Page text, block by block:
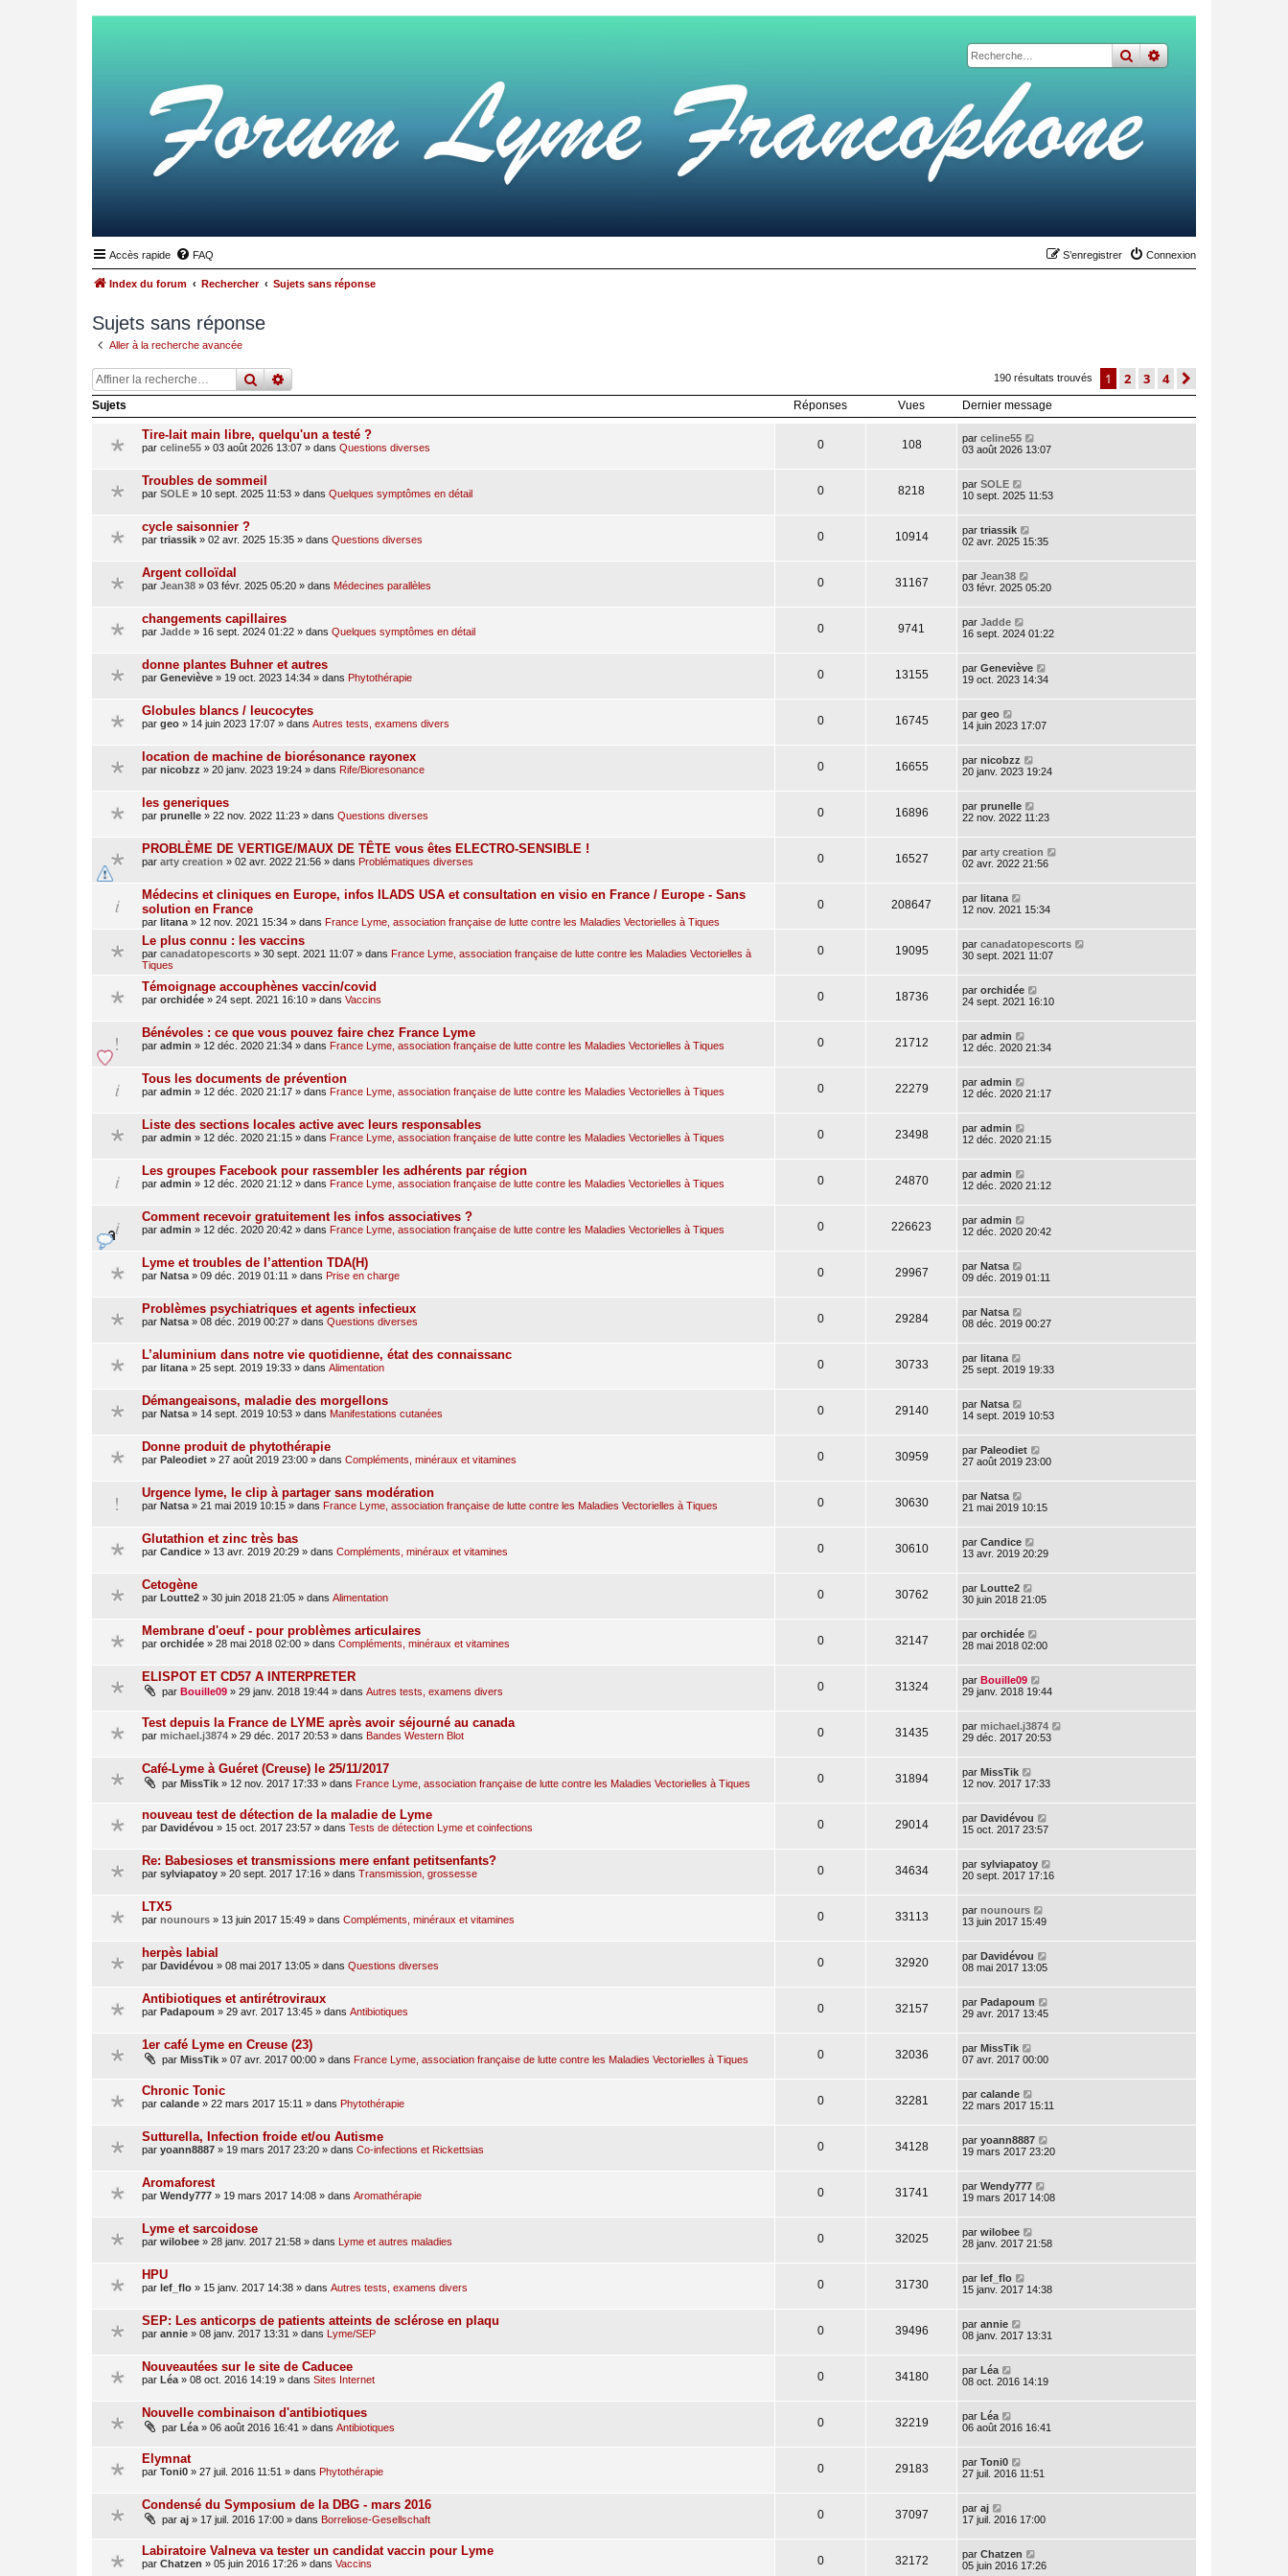
rechercher
recherche
Accès rapide FAQ Connexion
S’enregistrer
Index du forum Rechercher Sujets sans réponse
Sujets sans réponse
Aller à la recherche avancée
rechercher
recherche 190 résultats trouvés 1 2 3 4
Sujets Réponses Vues Dernier message
Tire-lait main libre, quelqu'un a testé ?
par celine55 » 03 août 2026 13:07 » dans Questions diverses 0 108 par celine55
03 août 2026 13:07
Troubles de sommeil
par SOLE » 10 sept. 2025 11:53 » dans Quelques symptômes en détail 0 8218 par SOLE
10 sept. 2025 11:53
cycle saisonnier ?
par triassik » 02 avr. 2025 15:35 » dans Questions diverses 0 10914 par triassik
02 avr. 2025 15:35
Argent colloïdal
par Jean38 » 03 févr. 2025 05:20 » dans Médecines parallèles 0 31167 par Jean38
03 févr. 2025 05:20
changements capillaires
par Jadde » 16 sept. 2024 01:22 » dans Quelques symptômes en détail 0 9741 par Jadde
16 sept. 2024 01:22
donne plantes Buhner et autres
par Geneviève » 19 oct. 2023 14:34 » dans Phytothérapie 0 13155 par Geneviève
19 oct. 2023 14:34
Globules blancs / leucocytes
par geo » 14 juin 2023 17:07 » dans Autres tests, examens divers 0 16745 par geo
14 juin 2023 17:07
location de machine de biorésonance rayonex
par nicobzz » 20 janv. 2023 19:24 » dans Rife/Bioresonance 0 16655 par nicobzz
20 janv. 2023 19:24
les generiques
par prunelle » 22 nov. 2022 11:23 » dans Questions diverses 0 16896 par prunelle
22 nov. 2022 11:23
PROBLÈME DE VERTIGE/MAUX DE TÊTE vous êtes ELECTRO-SENSIBLE !
par arty creation » 02 avr. 2022 21:56 » dans Problématiques diverses 0 16527 par arty creation
02 avr. 2022 21:56
Médecins et cliniques en Europe, infos ILADS USA et consultation en visio en France / Europe - Sans
solution en France
par litana » 12 nov. 2021 15:34 » dans France Lyme, association française de lutte contre les Maladies Vectorielles à Tiques
0 208647 par litana
12 nov. 2021 15:34
Le plus connu : les vaccins
par canadatopescorts » 30 sept. 2021 11:07 » dans France Lyme, association française de lutte contre les Maladies Vectorielles à
Tiques
0 19095 par canadatopescorts
30 sept. 2021 11:07
Témoignage accouphènes vaccin/covid
par orchidée » 24 sept. 2021 16:10 » dans Vaccins 0 18736 par orchidée
24 sept. 2021 16:10
Bénévoles : ce que vous pouvez faire chez France Lyme
par admin » 12 déc. 2020 21:34 » dans France Lyme, association française de lutte contre les Maladies Vectorielles à Tiques 0 21712 par admin
12 déc. 2020 21:34
Tous les documents de prévention
par admin » 12 déc. 2020 21:17 » dans France Lyme, association française de lutte contre les Maladies Vectorielles à Tiques 0 22279 par admin
12 déc. 2020 21:17
Liste des sections locales active avec leurs responsables
par admin » 12 déc. 2020 21:15 » dans France Lyme, association française de lutte contre les Maladies Vectorielles à Tiques 0 23498 par admin
12 déc. 2020 21:15
Les groupes Facebook pour rassembler les adhérents par région
par admin » 12 déc. 2020 21:12 » dans France Lyme, association française de lutte contre les Maladies Vectorielles à Tiques 0 24870 par admin
12 déc. 2020 21:12
Comment recevoir gratuitement les infos associatives ?
par admin » 12 déc. 2020 20:42 » dans France Lyme, association française de lutte contre les Maladies Vectorielles à Tiques 0 226623 par admin
12 déc. 2020 20:42
Lyme et troubles de l’attention TDA(H)
par Natsa » 09 déc. 2019 01:11 » dans Prise en charge 0 29967 par Natsa
09 déc. 2019 01:11
Problèmes psychiatriques et agents infectieux
par Natsa » 08 déc. 2019 00:27 » dans Questions diverses 0 29284 par Natsa
08 déc. 2019 00:27
L’aluminium dans notre vie quotidienne, état des connaissanc
par litana » 25 sept. 2019 19:33 » dans Alimentation 0 30733 par litana
25 sept. 2019 19:33
Démangeaisons, maladie des morgellons
par Natsa » 14 sept. 2019 10:53 » dans Manifestations cutanées 0 29140 par Natsa
14 sept. 2019 10:53
Donne produit de phytothérapie
par Paleodiet » 27 août 2019 23:00 » dans Compléments, minéraux et vitamines 0 30959 par Paleodiet
27 août 2019 23:00
Urgence lyme, le clip à partager sans modération
par Natsa » 21 mai 2019 10:15 » dans France Lyme, association française de lutte contre les Maladies Vectorielles à Tiques 0 30630 par Natsa
21 mai 2019 10:15
Glutathion et zinc très bas
par Candice » 13 avr. 2019 20:29 » dans Compléments, minéraux et vitamines 0 30610 par Candice
13 avr. 2019 20:29
Cetogène
par Loutte2 » 30 juin 2018 21:05 » dans Alimentation 0 30762 par Loutte2
30 juin 2018 21:05
Membrane d'oeuf - pour problèmes articulaires
par orchidée » 28 mai 2018 02:00 » dans Compléments, minéraux et vitamines 0 32147 par orchidée
28 mai 2018 02:00
ELISPOT ET CD57 A INTERPRETER
par Bouille09 » 29 janv. 2018 19:44 » dans Autres tests, examens divers 0 31324 par Bouille09
29 janv. 2018 19:44
Test depuis la France de LYME après avoir séjourné au canada
par michael.j3874 » 29 déc. 2017 20:53 » dans Bandes Western Blot 0 31435 par michael.j3874
29 déc. 2017 20:53
Café-Lyme à Guéret (Creuse) le 25/11/2017
par MissTik » 12 nov. 2017 17:33 » dans France Lyme, association française de lutte contre les Maladies Vectorielles à Tiques 0 31894 par MissTik
12 nov. 2017 17:33
nouveau test de détection de la maladie de Lyme
par Davidévou » 15 oct. 2017 23:57 » dans Tests de détection Lyme et coinfections 0 29014 par Davidévou
15 oct. 2017 23:57
Re: Babesioses et transmissions mere enfant petitsenfants?
par sylviapatoy » 20 sept. 2017 17:16 » dans Transmission, grossesse 0 34634 par sylviapatoy
20 sept. 2017 17:16
LTX5
par nounours » 13 juin 2017 15:49 » dans Compléments, minéraux et vitamines 0 33113 par nounours
13 juin 2017 15:49
herpès labial
par Davidévou » 08 mai 2017 13:05 » dans Questions diverses 0 32920 par Davidévou
08 mai 2017 13:05
Antibiotiques et antirétroviraux
par Padapoum » 29 avr. 2017 13:45 » dans Antibiotiques 0 32157 par Padapoum
29 avr. 2017 13:45
1er café Lyme en Creuse (23)
par MissTik » 07 avr. 2017 00:00 » dans France Lyme, association française de lutte contre les Maladies Vectorielles à Tiques 0 32036 par MissTik
07 avr. 2017 00:00
Chronic Tonic
par calande » 22 mars 2017 15:11 » dans Phytothérapie 0 32281 par calande
22 mars 2017 15:11
Sutturella, Infection froide et/ou Autisme
par yoann8887 » 19 mars 2017 23:20 » dans Co-infections et Rickettsias 0 34128 par yoann8887
19 mars 2017 23:20
Aromaforest
par Wendy777 » 19 mars 2017 14:08 » dans Aromathérapie 0 31741 par Wendy777
19 mars 2017 14:08
Lyme et sarcoidose
par wilobee » 28 janv. 2017 21:58 » dans Lyme et autres maladies 0 32025 par wilobee
28 janv. 2017 21:58
HPU
par lef_flo » 15 janv. 2017 14:38 » dans Autres tests, examens divers 0 31730 par lef_flo
15 janv. 2017 14:38
SEP: Les anticorps de patients atteints de sclérose en plaqu
par annie » 08 janv. 2017 13:31 » dans Lyme/SEP 0 39496 par annie
08 janv. 2017 13:31
Nouveautées sur le site de Caducee
par Léa » 08 oct. 2016 14:19 » dans Sites Internet 0 34180 par Léa
08 oct. 2016 14:19
Nouvelle combinaison d'antibiotiques
par Léa » 06 août 2016 16:41 » dans Antibiotiques 0 32219 par Léa
06 août 2016 16:41
Elymnat
par Toni0 » 27 juil. 2016 11:51 » dans Phytothérapie 0 29183 par Toni0
27 juil. 2016 11:51
Condensé du Symposium de la DBG - mars 2016
par aj » 17 juil. 2016 17:00 » dans Borreliose-Gesellschaft 0 37097 par aj
17 juil. 2016 17:00
Labiratoire Valneva va tester un candidat vaccin pour Lyme
par Chatzen » 05 juin 2016 17:26 » dans Vaccins 0 32172 par Chatzen
05 juin 2016 17:26